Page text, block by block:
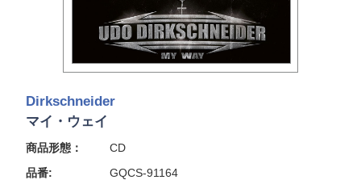
Dirkschneider
マイ・ウェイ
商品形態：
CD
品番:
GQCS-91164